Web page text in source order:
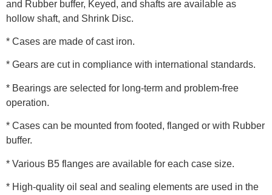
and Rubber buffer, Keyed, and shafts are available as
hollow shaft, and Shrink Disc.
* Cases are made of cast iron.
* Gears are cut in compliance with international standards.
* Bearings are selected for long-term and problem-free
operation.
* Cases can be mounted from footed, flanged or with Rubber
buffer.
* Various B5 flanges are available for each case size.
* High-quality oil seal and sealing elements are used in the